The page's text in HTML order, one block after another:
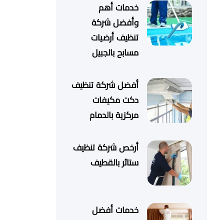
خدمات أهم
وأفضل شركة
تنظيف أرضيات
مسابح بالجبيل
أفضل شركة تنظيف
دكت مكيفات
مركزية بالدمام
أرخص شركة تنظيف
ستائر بالقطيف
خدمات أفضل